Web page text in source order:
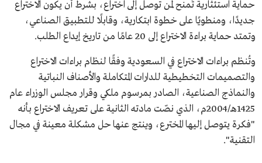
حماية استئثارية تُمنح لمن توصل إلى اختراع، بشرط أن يكون الاختراع
جديدًا، ومنطويًا على خطوة ابتكارية، وقابلًا للتطبيق الصناعي،
وتمتد حماية براءة الاختراع إلى 20 عامًا من تاريخ إيداع الطلب.
وتُنظم براءات الاختراع في السعودية وفقًا لنظام براءات الاختراع
والتصميمات التخطيطية للدارات المتكاملة والأصناف النباتية
والنماذج الصناعية، الصادر بمرسوم ملكي وقرار مجلس الوزراء عام
1425هـ/2004م، الذي نصّت مادته الثانية على تعريف الاختراع بأنه
"فكرة يتوصل إليها المخترع، وينتج عنها حل مشكلة معينة في مجال
التقنية".